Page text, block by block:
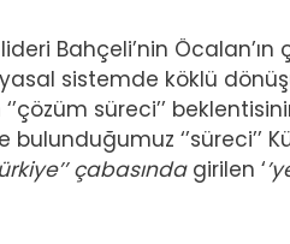
Bahçeli’nin Öcalan’ın
sistemde köklü
süreci’’
‘’süreci’’
çabasındagirilen ‘